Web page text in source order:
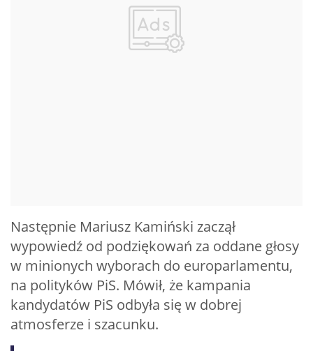
Następnie Mariusz Kamiński zaczął
wypowiedź od podziękowań za oddane głosy
w minionych wyborach do europarlamentu,
na polityków PiS. Mówił, że kampania
kandydatów PiS odbyła się w dobrej
atmosferze i szacunku.